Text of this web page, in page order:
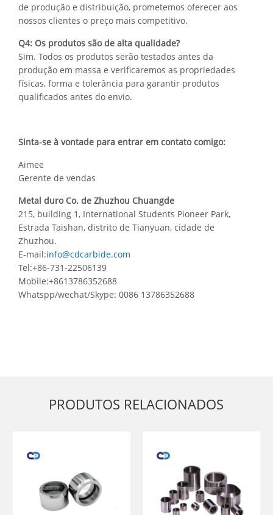
de produção e distribuição, prometemos oferecer aos
nossos clientes o preço mais competitivo.
Q4: Os produtos são de alta qualidade?
Sim. Todos os produtos serão testados antes da
produção em massa e verificaremos as propriedades
físicas, forma e tolerância para garantir produtos
qualificados antes do envio.
Sinta-se à vontade para entrar em contato comigo:
Aimee
Gerente de vendas
Metal duro Co. de Zhuzhou Chuangde
215, building 1, International Students Pioneer Park,
Estrada Taishan, distrito de Tianyuan, cidade de
Zhuzhou.
E-mail:info@cdcarbide.com
Tel:+86-731-22506139
Mobile:+8613786352688
Whatspp/wechat/Skype: 0086 13786352688
PRODUTOS RELACIONADOS